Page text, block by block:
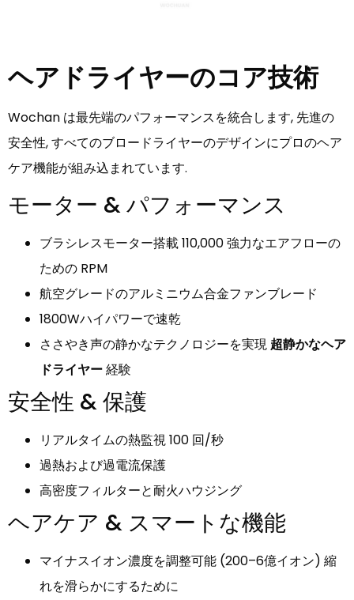
ヘアドライヤーのコア技術
Wochan は最先端のパフォーマンスを統合します, 先進の
安全性, すべてのブロードライヤーのデザインにプロのヘア
ケア機能が組み込まれています.
モーター & パフォーマンス
ブラシレスモーター搭載 110,000 強力なエアフローの
ための RPM
航空グレードのアルミニウム合金ファンブレード
1800Wハイパワーで速乾
ささやき声の静かなテクノロジーを実現超静かなヘア
ドライヤー経験
安全性 & 保護
リアルタイムの熱監視 100 回/秒
過熱および過電流保護
高密度フィルターと耐火ハウジング
ヘアケア & スマートな機能
マイナスイオン濃度を調整可能 (200–6億イオン) 縮
れを滑らかにするために